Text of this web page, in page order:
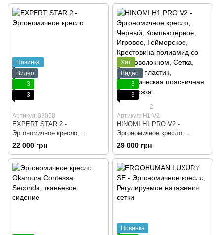
Крестовина алюминий, Сетка,
Черный пластик,
Регулируемая поясничная
Крестовина алюминий, Сетка,
Черный пластик, Динамичная
поясничная поддержка
Новинка
Видео
3
3
Артикул: 03058
EXPERT STAR 2 -
Эргономичное кресло,
Черный, Компьютерное,
Игровое, Геймерское, Сетка,
Крестовина алюминий,
Регулируемая спинка по
высоте, Подголовник
регулируемый
22 000 грн
Хит
Видео
3
3
2
Артикул: H1-V2
HINOMI H1 PRO V2 -
Эргономичное кресло,
Черный, Компьютерное,
Игровое, Геймерское,
Крестовина полиамид со
стекловолокном, Сетка,
Черный пластик,
Динамическая поясничная
поддержка
29 000 грн
Новинка